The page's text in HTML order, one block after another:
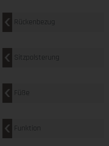
Rückenbezug
Sitzpolsterung
Füße
Funktion